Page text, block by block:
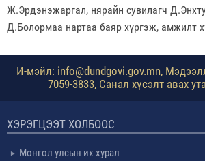
Ж.Эрдэнэжаргал, нярайн сувилагч
Д.Болормаа нартаа баяр хүргэж, амжилт
И-мэйл: info@dundgovi.gov.mn,
7059-3833, Санал хүсэлт авах
ХЭРЭГЦЭЭТ ХОЛБООС
Монгол улсын их хурал